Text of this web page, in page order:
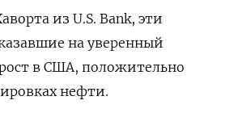
из U.S. Bank, эти
на уверенный
в США, положительно
нефти.